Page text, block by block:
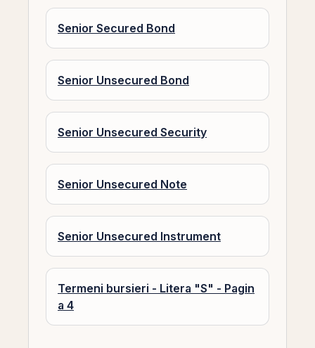
Senior Secured Bond
Senior Unsecured Bond
Senior Unsecured Security
Senior Unsecured Note
Senior Unsecured Instrument
Termeni bursieri - Litera "S" - Pagin
a 4